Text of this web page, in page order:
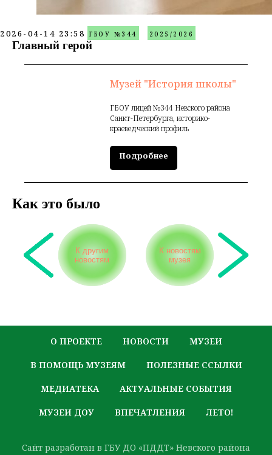
2026-04-14 23:58 ГБОУ №344 2025/2026
Главный герой
Музей "История школы"
ГБОУ лицей №344 Невского района
Санкт-Петербурга, историко-
краеведческий профиль
Подробнее
Как это было
К другим
новостям
К новостям
музея
О ПРОЕКТЕ НОВОСТИ МУЗЕИ
В ПОМОЩЬ МУЗЕЯМ ПОЛЕЗНЫЕ ССЫЛКИ
МЕДИАТЕКА АКТУАЛЬНЫЕ СОБЫТИЯ
МУЗЕИ ДОУ ВПЕЧАТЛЕНИЯ ЛЕТО!
Сайт разработан в ГБУ ДО «ПДДТ» Невского района